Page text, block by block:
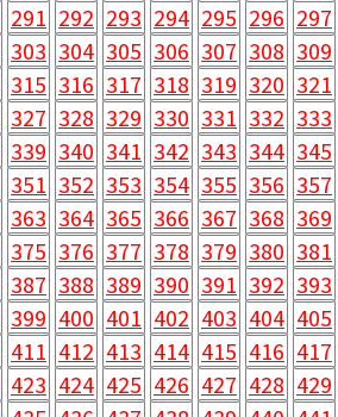
291 292 293 294 295 296 297
303 304 305 306 307 308 309
315 316 317 318 319 320 321
327 328 329 330 331 332 333
339 340 341 342 343 344 345
351 352 353 354 355 356 357
363 364 365 366 367 368 369
375 376 377 378 379 380 381
387 388 389 390 391 392 393
399 400 401 402 403 404 405
411 412 413 414 415 416 417
423 424 425 426 427 428 429